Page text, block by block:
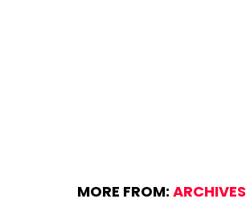
MORE FROM: ARCHIVES